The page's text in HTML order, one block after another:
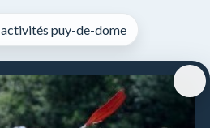
puy-de-dome